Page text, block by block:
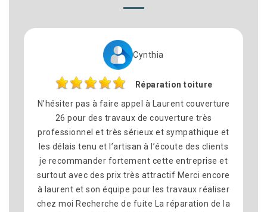
Cynthia
Réparation toiture
pas à faire appel à Laurent couverture
26 pour des travaux de couverture très
et très sérieux et sympathique et
tenu et l’artisan à l’écoute des clients
fortement cette entreprise et
avec des prix très attractif Merci encore
et son équipe pour les travaux réaliser
moi Recherche de fuite La réparation de la
Nous
commune
satisfait